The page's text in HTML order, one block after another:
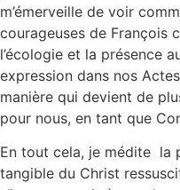
m’émerveille de voir
courageuses de François
l’écologie et la présence
expression dans nos
manière qui devient de
pour nous, en tant que
En tout cela, je médite la
tangible du Christ